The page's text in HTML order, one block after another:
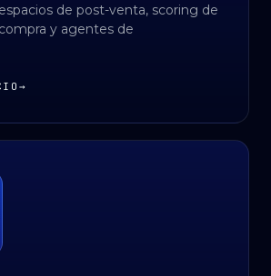
de post-venta, scoring de
y agentes de
→